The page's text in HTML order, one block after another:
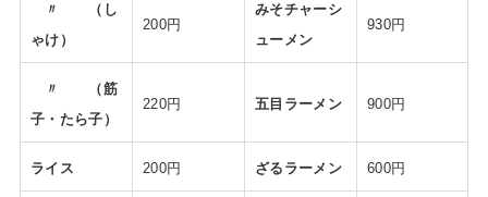
〃 （し
ゃけ）
200円
みそチャーシ
ューメン
930円
〃 （筋
子・たら子）
220円 五目ラーメン 900円
ライス 200円 ざるラーメン 600円